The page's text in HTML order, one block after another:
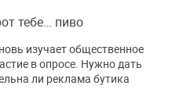
тебе… пиво
изучает общественное
в опросе. Нужно дать
ли реклама бутика